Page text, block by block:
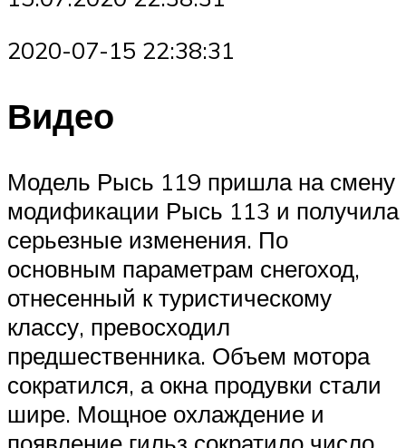
2020-07-15 22:38:31
Видео
Модель Рысь 119 пришла на смену
модификации Рысь 113 и получила
серьезные изменения. По
основным параметрам снегоход,
отнесенный к туристическому
классу, превосходил
предшественника. Объем мотора
сократился, а окна продувки стали
шире. Мощное охлаждение и
появление гильз сократило число